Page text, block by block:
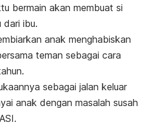
bermain akan membuat si
dari ibu.
anak menghabiskan
teman sebagai cara
sebagai jalan keluar
anak dengan masalah susah